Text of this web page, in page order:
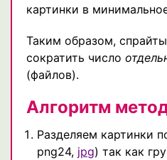
картинки в
Таким образом,
сократить число
(файлов).
Алгоритм
Разделяем картинки
png24, jpg) так как